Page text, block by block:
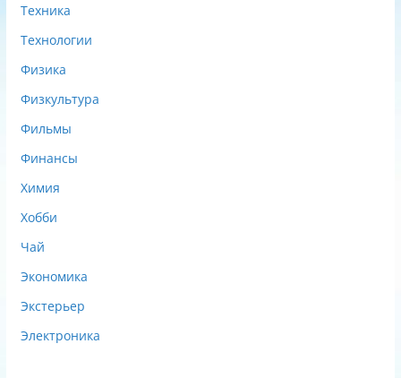
Техника
Технологии
Физика
Физкультура
Фильмы
Финансы
Химия
Хобби
Чай
Экономика
Экстерьер
Электроника